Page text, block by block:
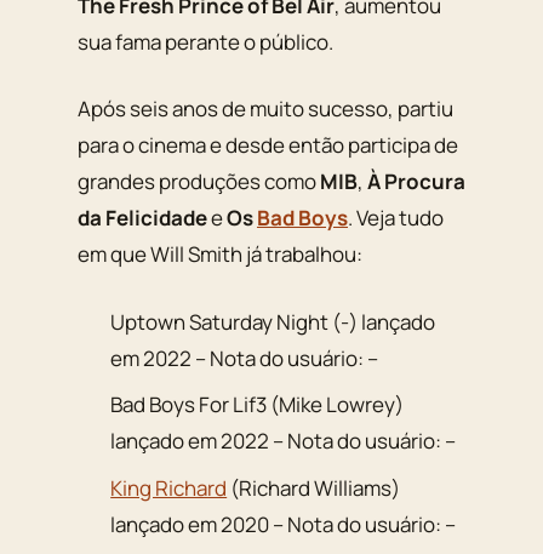
sua fama perante o público.
Após seis anos de muito sucesso, partiu
para o cinema e desde então participa de
grandes produções comoMIB, À Procura
da FelicidadeeOsBad Boys. Veja tudo
em que Will Smith já trabalhou:
Uptown Saturday Night (-) lançado
em 2022 – Nota do usuário: –
Bad Boys For Lif3 (Mike Lowrey)
lançado em 2022 – Nota do usuário: –
King Richard (Richard Williams)
lançado em 2020 – Nota do usuário: –